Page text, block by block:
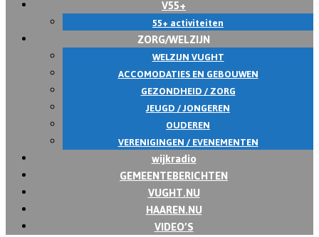
V55+
55+ activiteiten
ZORG/WELZIJN
WELZIJN VUGHT
ACCOMODATIES EN GEBOUWEN
GEZONDHEID / ZORG
JEUGD / JONGEREN
OUDEREN
VERENIGINGEN / EVENEMENTEN
wijkradio
GEMEENTEBERICHTEN
VUGHT.NU
HAAREN.NU
VIDEO’S